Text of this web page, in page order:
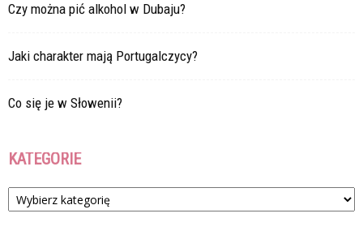
Czy można pić alkohol w Dubaju?
Jaki charakter mają Portugalczycy?
Co się je w Słowenii?
KATEGORIE
Kategorie